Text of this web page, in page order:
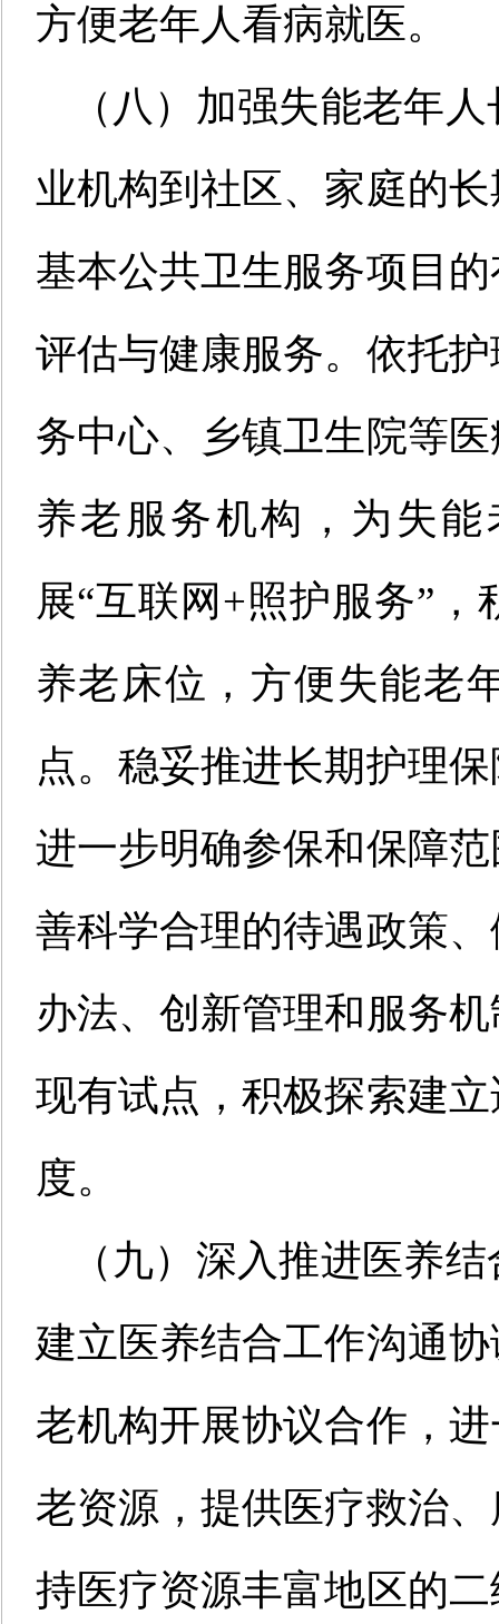
方便老年人看病就医。
（八）加强失能老年
业机构到社区、家庭的
基本公共卫生服务项目
评估与健康服务。依托
务中心、乡镇卫生院等
养老服务机构，为失
展“互联网+照护服务”
养老床位，方便失能老
点。稳妥推进长期护理
进一步明确参保和保障
善科学合理的待遇政策
办法、创新管理和服务
现有试点，积极探索建
度。
（九）深入推进医养
建立医养结合工作沟通
老机构开展协议合作，
老资源，提供医疗救治
持医疗资源丰富地区的